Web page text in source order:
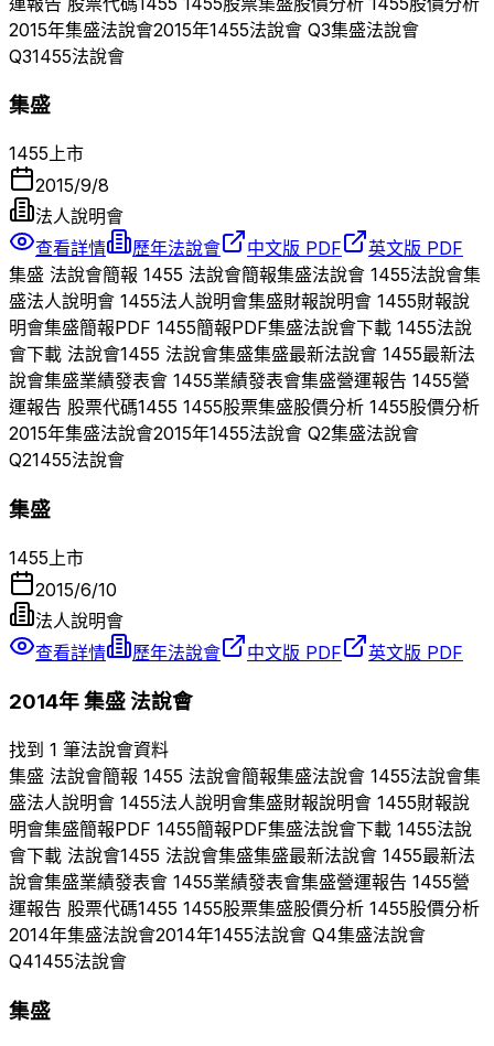
2015年集盛法說會2015年1455法說會 Q3集盛法說會
Q31455法說會
集盛
1455上市
2015/9/8
法人說明會
查看詳情
歷年法說會 中文版 PDF
英文版 PDF
集盛 法說會簡報 1455 法說會簡報集盛法說會 1455法說會集
盛法人說明會 1455法人說明會集盛財報說明會 1455財報說
明會集盛簡報PDF 1455簡報PDF集盛法說會下載 1455法說
會下載 法說會1455 法說會集盛集盛最新法說會 1455最新法
說會集盛業績發表會 1455業績發表會集盛營運報告 1455營
運報告 股票代碼1455 1455股票集盛股價分析 1455股價分析
2015年集盛法說會2015年1455法說會 Q2集盛法說會
Q21455法說會
集盛
1455 上市
2015/6/10
法人說明會
查看詳情
歷年法說會 中文版 PDF 英文版 PDF
2014年集盛法說會
找到 1 筆法說會資料
集盛 法說會簡報 1455 法說會簡報集盛法說會 1455法說會集
盛法人說明會 1455法人說明會集盛財報說明會 1455財報說
明會集盛簡報PDF 1455簡報PDF集盛法說會下載 1455法說
會下載 法說會1455 法說會集盛集盛最新法說會 1455最新法
說會集盛業績發表會 1455業績發表會集盛營運報告 1455營
運報告 股票代碼1455 1455股票集盛股價分析 1455股價分析
2014年集盛法說會2014年1455法說會 Q4集盛法說會
Q41455法說會
集盛